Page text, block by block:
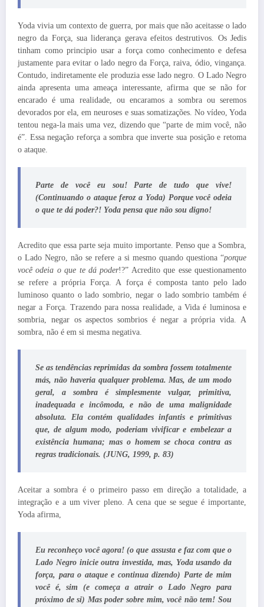
Yoda vivia um contexto de guerra, por mais que não aceitasse o lado
negro da Força, sua liderança gerava efeitos destrutivos. Os Jedis
tinham como principio usar a força como conhecimento e defesa
justamente para evitar o lado negro da Força, raiva, ódio, vingança.
Contudo, indiretamente ele produzia esse lado negro. O Lado Negro
ainda apresenta uma ameaça interessante, afirma que se não for
encarado é uma realidade, ou encaramos a sombra ou seremos
devorados por ela, em neuroses e suas somatizações. No vídeo, Yoda
tentou nega-la mais uma vez, dizendo que “parte de mim você, não
é”. Essa negação reforça a sombra que inverte sua posição e retoma
o ataque.
Parte de você eu sou! Parte de tudo que vive!
(Continuando o ataque feroz a Yoda) Porque você odeia
o que te dá poder?! Yoda pensa que não sou digno!
Acredito que essa parte seja muito importante. Penso que a Sombra,
o Lado Negro, não se refere a si mesmo quando questiona “porque
você odeia o que te dá poder!?” Acredito que esse questionamento
se refere a própria Força. A força é composta tanto pelo lado
luminoso quanto o lado sombrio, negar o lado sombrio também é
negar a Força. Trazendo para nossa realidade, a Vida é luminosa e
sombria, negar os aspectos sombrios é negar a própria vida. A
sombra, não é em si mesma negativa.
Se as tendências reprimidas da sombra fossem totalmente
más, não haveria qualquer problema. Mas, de um modo
geral, a sombra é simplesmente vulgar, primitiva,
inadequada e incômoda, e não de uma malignidade
absoluta. Ela contém qualidades infantis e primitivas
que, de algum modo, poderiam vivificar e embelezar a
existência humana; mas o homem se choca contra as
regras tradicionais. (JUNG, 1999, p. 83)
Aceitar a sombra é o primeiro passo em direção a totalidade, a
integração e a um viver pleno. A cena que se segue é importante,
Yoda afirma,
Eu reconheço você agora! (o que assusta e faz com que o
Lado Negro inicie outra investida, mas, Yoda usando da
força, para o ataque e continua dizendo) Parte de mim
você é, sim (e começa a atrair o Lado Negro para
próximo de si) Mas poder sobre mim, você não tem! Sou